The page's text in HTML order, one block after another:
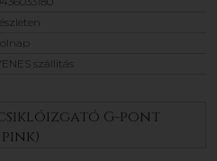
szállítás
G-pont